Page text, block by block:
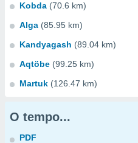
Kobda (70.6 km)
Alga (85.95 km)
Kandyagash (89.04 km)
Aqtöbe (99.25 km)
Martuk (126.47 km)
O tempo...
PDF